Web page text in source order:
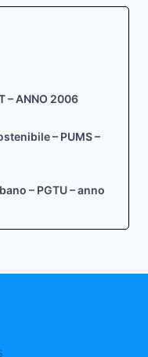
– ANNO 2006
– PUMS –
– PGTU – anno